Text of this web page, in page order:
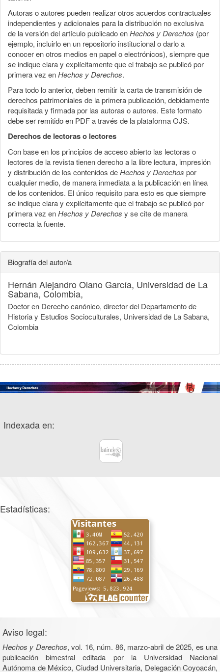
Autoras o autores pueden realizar otros acuerdos contractuales
independientes y adicionales para la distribución no exclusiva
de la versión del artículo publicado enHechos y Derechos (por
ejemplo, incluirlo en un repositorio institucional o darlo a
conocer en otros medios en papel o electrónicos), siempre que
se indique clara y explícitamente que el trabajo se publicó por
primera vez enHechos y Derechos.
Para todo lo anterior, deben remitir la carta de transmisión de
derechos patrimoniales de la primera publicación, debidamente
requisitada y firmada por las autoras o autores. Este formato
debe ser remitido en PDF a través de la plataforma OJS.
Derechos de lectoras o lectores
Con base en los principios de acceso abierto las lectoras o
lectores de la revista tienen derecho a la libre lectura, impresión
y distribución de los contenidos deHechos y Derechos por
cualquier medio, de manera inmediata a la publicación en línea
de los contenidos. El único requisito para esto es que siempre
se indique clara y explícitamente que el trabajo se publicó por
primera vez enHechos y Derechos y se cite de manera
correcta la fuente.
Biografía del autor/a
Hernán Alejandro Olano García, Universidad de La
Sabana, Colombia,
Doctor en Derecho canónico, director del Departamento de
Historia y Estudios Socioculturales, Universidad de La Sabana,
Colombia
Indexada en:
Estadísticas:
Aviso legal:
Hechos y Derechos, vol. 16, núm. 86, marzo-abril de 2025, es una
publicación bimestral editada por la Universidad Nacional
Autónoma de México, Ciudad Universitaria, Delegación Coyoacán,